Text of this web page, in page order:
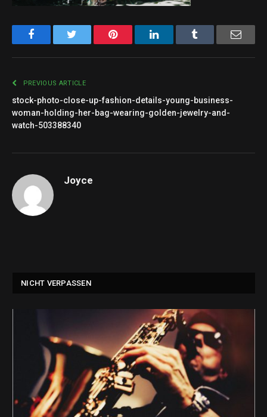
Facebook Pinterest LinkedIn Email
PREVIOUS ARTICLE
stock-photo-close-up-fashion-details-young-business-
woman-holding-her-bag-wearing-golden-jewelry-and-
watch-503388340
Joyce
NICHT VERPASSEN